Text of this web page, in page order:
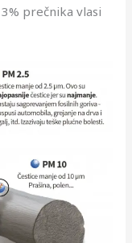
prečnika vlasi